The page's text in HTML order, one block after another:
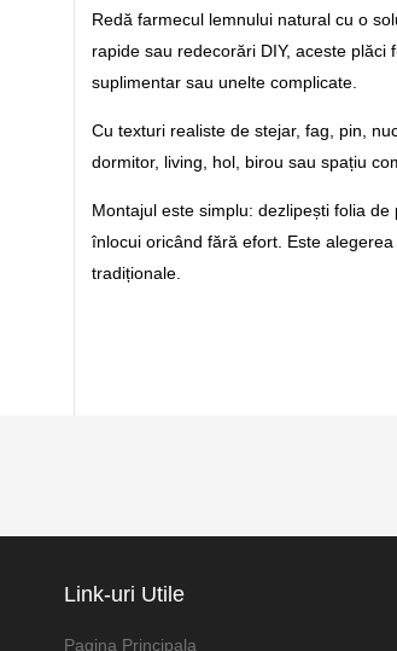
Redă farmecul lemnului natural cu o
rapide sau redecorări DIY, aceste
suplimentar sau unelte complicate.
Cu texturi realiste de stejar, fag, pin,
dormitor, living, hol, birou sau spațiu
Montajul este simplu: dezlipești folia
înlocui oricând fără efort. Este
tradiționale.
Link-uri Utile
Pagina Principala